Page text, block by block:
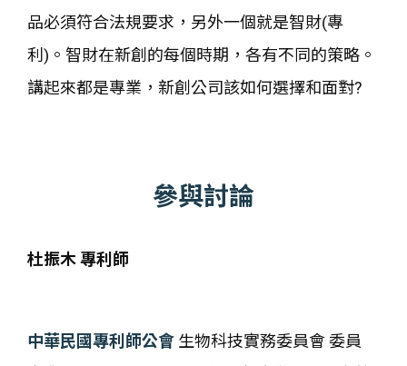
品必須符合法規要求，另外一個就是智財(專
利)。智財在新創的每個時期，各有不同的策略。
講起來都是專業，新創公司該如何選擇和面對?
參與討論
杜振木 專利師
中華民國專利師公會 生物科技實務委員會委員